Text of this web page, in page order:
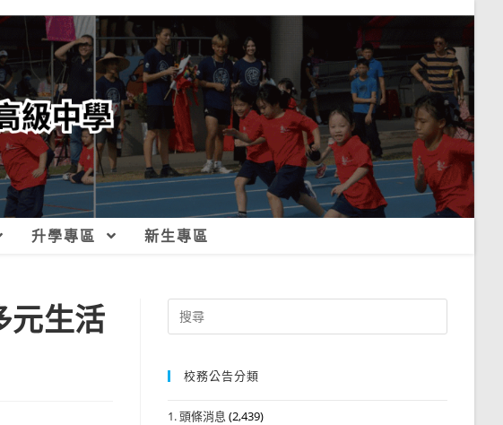
升學專區 新生專區
元生活
Search
for:
校務公告分類
1. 頭條消息 (2,439)